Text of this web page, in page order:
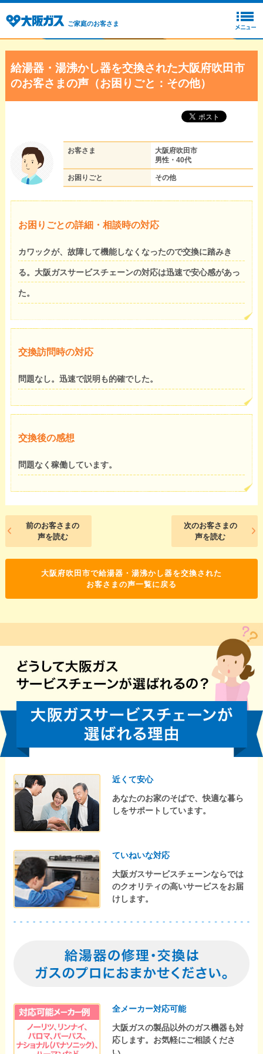
ご家庭のお客さま
給湯器・湯沸かし器を交換された大阪府吹田市
のお客さまの声（お困りごと：その他）
お客さま
大阪府吹田市
男性・40代
お困りごと その他
お困りごとの詳細・相談時の対応
カワックが、故障して機能しなくなったので交換に踏みき
る。大阪ガスサービスチェーンの対応は迅速で安心感があっ
た。
交換訪問時の対応
問題なし。迅速で説明も的確でした。
交換後の感想
問題なく稼働しています。
前のお客さまの
声を読む
次のお客さまの
声を読む
大阪府吹田市で給湯器・湯沸かし器を交換された
お客さまの声一覧に戻る
近くて安心
あなたのお家のそばで、快適な暮ら
しをサポートしています。
ていねいな対応
大阪ガスサービスチェーンならでは
のクオリティの高いサービスをお届
けします。
全メーカー対応可能
大阪ガスの製品以外のガス機器も対
応します。お気軽にご相談くださ